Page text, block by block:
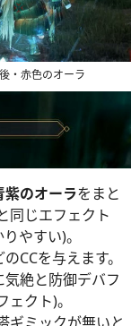
・赤色のオーラ
紫のオーラをまと
同じエフェクト
やすい)。
CCを与えます。
絶と防御デバフ
クト)。
ギミックが無いと